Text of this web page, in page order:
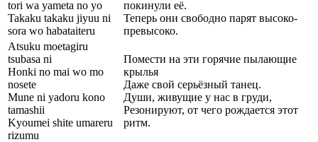
tori wa yameta no yo
Takaku takaku jiyuu ni
sora wo habataiteru
покинули её.
Теперь они свободно парят высоко-
превысоко.
Atsuku moetagiru
tsubasa ni
Honki no mai wo mo
nosete
Mune ni yadoru kono
tamashii
Kyoumei shite umareru
rizumu
Помести на эти горячие пылающие
крылья
Даже свой серьёзный танец.
Души, живущие у нас в груди,
Резонируют, от чего рождается этот
ритм.